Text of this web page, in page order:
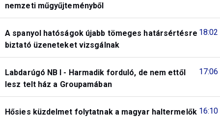
nemzeti műgyűjteményből
18:02
A spanyol hatóságok újabb tömeges határsértésre
biztató üzeneteket vizsgálnak
17:06
Labdarúgó NB I - Harmadik forduló, de nem ettől
lesz telt ház a Groupamában
16:10
Hősies küzdelmet folytatnak a magyar haltermelők